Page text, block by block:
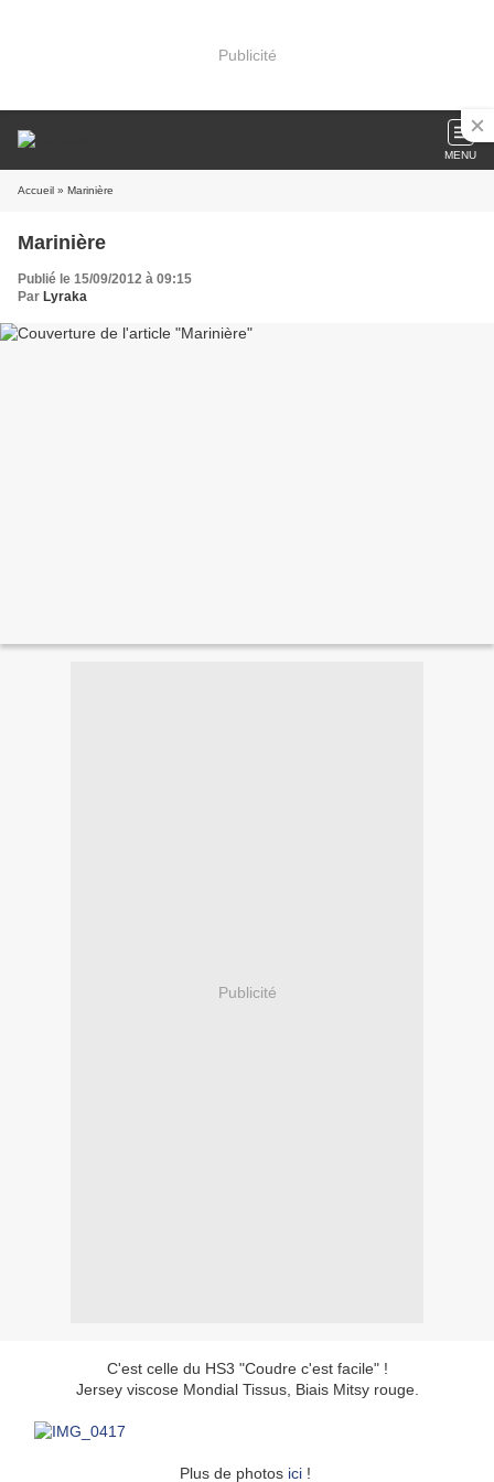
Publicité
MENU
Accueil » Marinière
Marinière
Publié le 15/09/2012 à 09:15
Par Lyraka
Publicité
C'est celle du HS3 "Coudre c'est facile" !
Jersey viscose Mondial Tissus, Biais Mitsy rouge.
Plus de photos ici!